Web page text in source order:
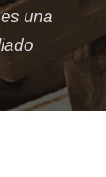
una